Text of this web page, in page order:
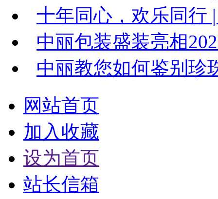
十年同心，欢乐同行
中丽包装盛装亮相
中丽教您如何鉴别珍
网站首页
加入收藏
设为首页
站长信箱